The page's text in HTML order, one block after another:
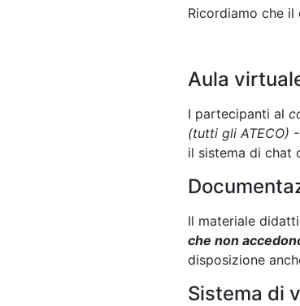
Ricordiamo che il
Aula
I partecipanti al
(tutti gli ATECO)
il sistema di chat
Il materiale
che non
disposizione
Sistema di